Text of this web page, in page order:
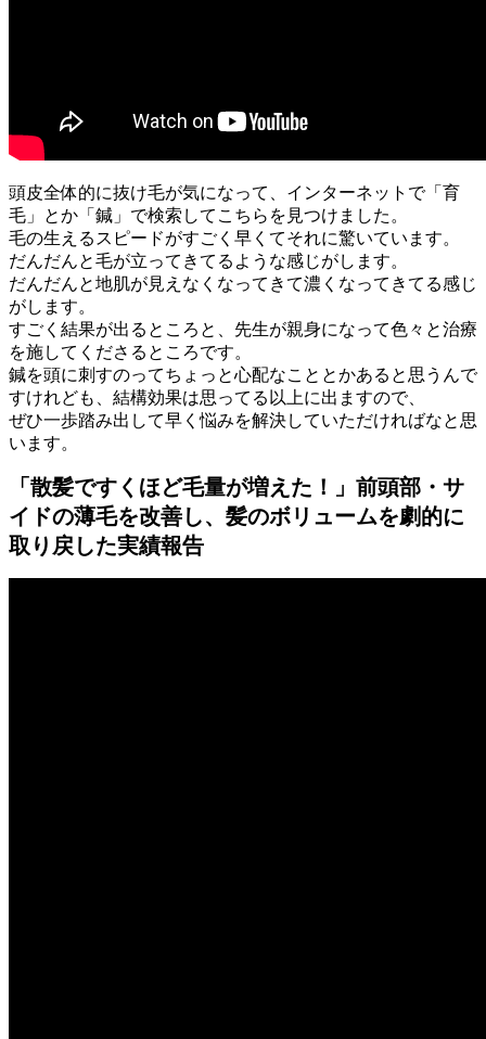
頭皮全体的に抜け毛が気になって、インターネットで「育
毛」とか「鍼」で検索してこちらを見つけました。
毛の生えるスピードがすごく早くてそれに驚いています。
だんだんと毛が立ってきてるような感じがします。
だんだんと地肌が見えなくなってきて濃くなってきてる感じ
がします。
すごく結果が出るところと、先生が親身になって色々と治療
を施してくださるところです。
鍼を頭に刺すのってちょっと心配なこととかあると思うんで
すけれども、結構効果は思ってる以上に出ますので、
ぜひ一歩踏み出して早く悩みを解決していただければなと思
います。
「散髪ですくほど毛量が増えた！」前頭部・サ
イドの薄毛を改善し、髪のボリュームを劇的に
取り戻した実績報告